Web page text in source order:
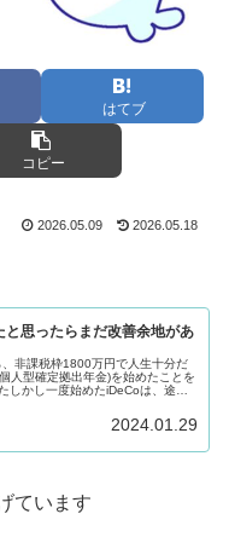
はてブ
コピー
2026.05.09 2026.05.18
思ったらまだ改善余地があ
非課税枠1800万円で人生十分だ
人型確定拠出年金)を始めたことを
しかし一度始めたiDeCoは、途中
2024.01.29
ています